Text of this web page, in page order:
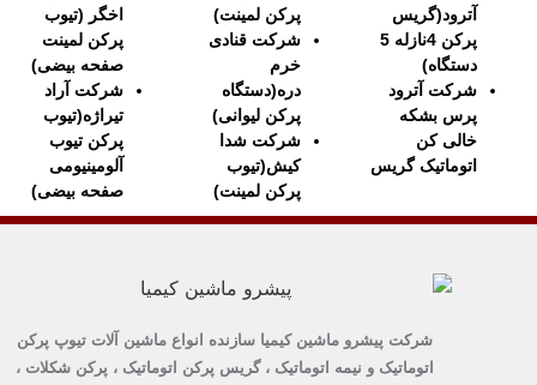
آترود(گریس
پرکن 4نازله 5
دستگاه)
شرکت آترود
پرس بشکه
خالی کن
اتوماتیک گریس
پرکن لمینت)
شرکت قنادی
خرم
دره(دستگاه
پرکن لیوانی)
شرکت شدا
کیش(تیوب
پرکن لمینت)
اخگر (تیوب
پرکن لمینت
صفحه بیضی)
شرکت آراد
تیراژه(تیوب
پرکن تیوب
آلومینیومی
صفحه بیضی)
شرکت پیشرو ماشین کیمیا سازنده انواع ماشین آلات تیوپ پرکن
اتوماتیک و نیمه اتوماتیک ، گریس پرکن اتوماتیک ، پرکن شکلات ،